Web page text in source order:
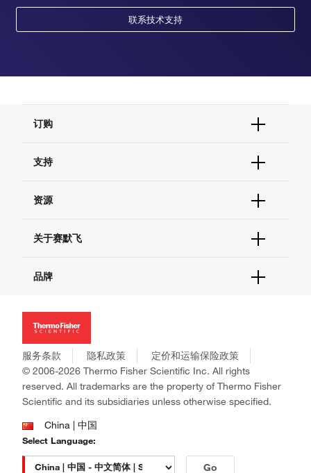
联系技术支持
订购
订单支持
现货供应中心
支持
联系我们 - 400 820 8982
查找文件&证书
资源
促销
社交媒体
关于赛默飞
招聘
新闻
社会责任
商标
政策和通知
品牌
Applied Biosystems
Invitrogen
Gibco
Ion Torrent
Unity Lab Services
Patheon
PPD
服务条款 隐私政策
定价和运输保险政策
© 2006-2026 Thermo Fisher Scientific Inc. All rights
reserved. All trademarks are the property of Thermo Fisher
Scientific and its subsidiaries unless otherwise specified.
China | 中国
Select Language:
Go